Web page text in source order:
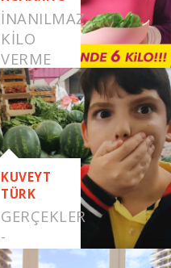
İNANILMAZ
KILO
VERME
YÖNTEMLERI
KUVEYT
TÜRK
GERÇEKLER
-
RAMAZAN